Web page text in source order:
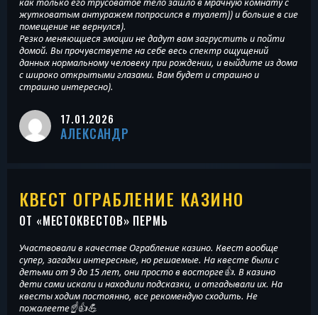
жутковатым антуражем попросился в туалет)) и больше в сие
помещение не вернулся).
Резко меняющиеся эмоции не дадут вам загрустить и пойти
домой. Вы прочувствуете на себе весь спектр ощущений
данных нормальному человеку при рождении, и выйдите из дома
с широко открытыми глазами. Вам будет и страшно и
страшно интересно).
17.01.2026
АЛЕКСАНДР
КВЕСТ ОГРАБЛЕНИЕ КАЗИНО
ОТ «МЕСТОКВЕСТОВ» ПЕРМЬ
Участвовали в качестве Ограбление казино. Квест вообще
супер, загадки интересные, но решаемые. На квесте были с
детьми от 9 до 15 лет, они просто в восторге👍. В казино
дети сами искали и находили подсказки, и отгадывали их. На
квесты ходим постоянно, все рекомендую сходить. Не
пожалеете☝️👍💪